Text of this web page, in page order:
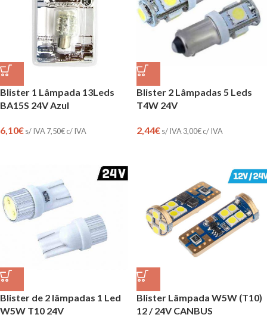
Blister 1 Lâmpada 13Leds
BA15S 24V Azul
6,10€s/ IVA 7,50€c/ IVA
Blister 2 Lâmpadas 5 Leds
T4W 24V
2,44€s/ IVA 3,00€c/ IVA
Blister de 2 lâmpadas 1 Led
W5W T10 24V
Blister Lâmpada W5W (T10)
12 / 24V CANBUS